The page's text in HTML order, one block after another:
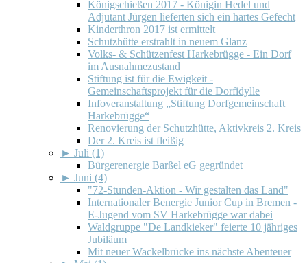
Königschießen 2017 - Königin Hedel und
Adjutant Jürgen lieferten sich ein hartes Gefecht
Kinderthron 2017 ist ermittelt
Schutzhütte erstrahlt in neuem Glanz
Volks- & Schützenfest Harkebrügge - Ein Dorf
im Ausnahmezustand
Stiftung ist für die Ewigkeit -
Gemeinschaftsprojekt für die Dorfidylle
Infoveranstaltung „Stiftung Dorfgemeinschaft
Harkebrügge“
Renovierung der Schutzhütte, Aktivkreis 2. Kreis
Der 2. Kreis ist fleißig
► Juli (1)
Bürgerenergie Barßel eG gegründet
► Juni (4)
"72-Stunden-Aktion - Wir gestalten das Land"
Internationaler Benergie Junior Cup in Bremen -
E-Jugend vom SV Harkebrügge war dabei
Waldgruppe "De Landkieker" feierte 10 jähriges
Jubiläum
Mit neuer Wackelbrücke ins nächste Abenteuer